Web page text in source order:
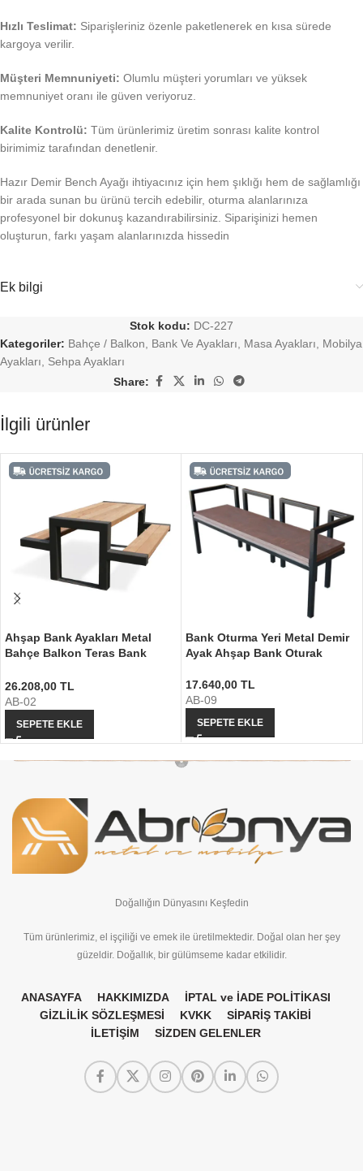
Hızlı Teslimat: Siparişleriniz özenle paketlenerek en kısa sürede
kargoya verilir.
Müşteri Memnuniyeti: Olumlu müşteri yorumları ve yüksek
memnuniyet oranı ile güven veriyoruz.
Kalite Kontrolü: Tüm ürünlerimiz üretim sonrası kalite kontrol
birimimiz tarafından denetlenir.
Hazır Demir Bench Ayağı ihtiyacınız için hem şıklığı hem de sağlamlığı
bir arada sunan bu ürünü tercih edebilir, oturma alanlarınıza
profesyonel bir dokunuş kazandırabilirsiniz. Siparişinizi hemen
oluşturun, farkı yaşam alanlarınızda hissedin
Ek bilgi
Stok kodu: DC-227
Kategoriler: Bahçe / Balkon, Bank Ve Ayakları, Masa Ayakları, Mobilya
Ayakları, Sehpa Ayakları
Share:
İlgili ürünler
Ahşap Bank Ayakları Metal
Bahçe Balkon Teras Bank
26.208,00 TL
AB-02
SEPETE EKLE
Bank Oturma Yeri Metal Demir
Ayak Ahşap Bank Oturak
17.640,00 TL
AB-09
SEPETE EKLE
Doğallığın Dünyasını Keşfedin
Tüm ürünlerimiz, el işçiliği ve emek ile üretilmektedir. Doğal olan her şey
güzeldir. Doğallık, bir gülümseme kadar etkilidir.
ANASAYFA HAKKIMIZDA
İPTAL ve İADE POLİTİKASI
GİZLİLİK SÖZLEŞMESİ
KVKK
SİPARİŞ TAKİBİ
İLETİŞİM
SİZDEN GELENLER